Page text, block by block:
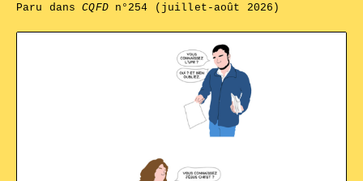
Paru dansCQFDn°254 (juillet-août 2026)